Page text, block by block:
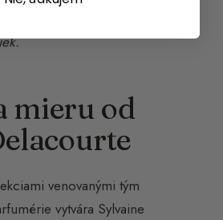
aktualizované; informujte
mieru od
venovanými tým
vytvára Sylvaine